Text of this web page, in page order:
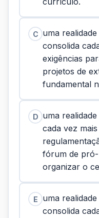
C uma
consolida
exigências
projetos de
fundamental
D uma
cada vez
fórum de
organizar o
E
uma
consolida